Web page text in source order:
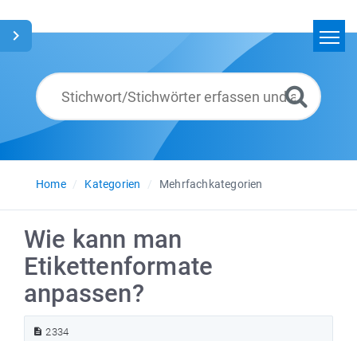
Glossar
Deutsch
Home
Kategorien Mehrfachkategorien
Wie kann man
Etikettenformate
anpassen?
2334